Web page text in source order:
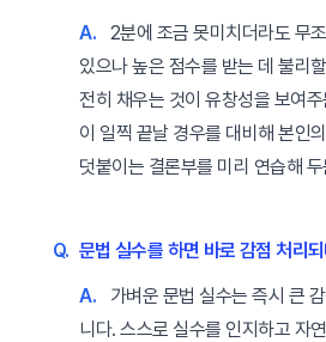
A.
2분에 조금 못미치더라도 무
있으나 높은 점수를 받는 데 불리
전히 채우는 것이 유창성을 보여
이 일찍 끝날 경우를 대비해 본인
덧붙이는 결론부를 미리 연습해
Q. 문법 실수를 하면 바로 감점 처리
A.
가벼운 문법 실수는 즉시 큰
니다. 스스로 실수를 인지하고 자